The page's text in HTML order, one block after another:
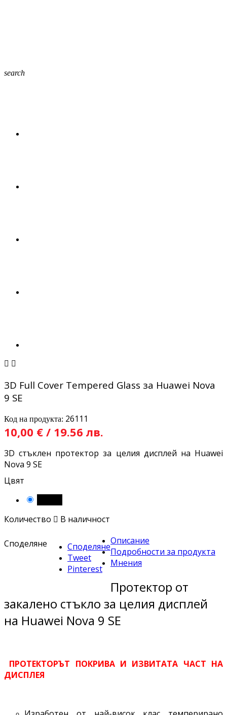
search
 
3D Full Cover Tempered Glass за Huawei Nova
9 SE
Код на продукта: 26111
10,00 € / 19.56 лв.
3D стъклен протектор за целия дисплей на Huawei
Nova 9 SE
Цвят
Количество  В наличност
Споделяне
Споделяне
Tweet
Pinterest
Описание
Подробности за продукта
Мнения
Протектор от
закалено стъкло за целия дисплей
на Huawei Nova 9 SE
ПРОТЕКТОРЪТ ПОКРИВА И ИЗВИТАТА ЧАСТ НА
ДИСПЛЕЯ